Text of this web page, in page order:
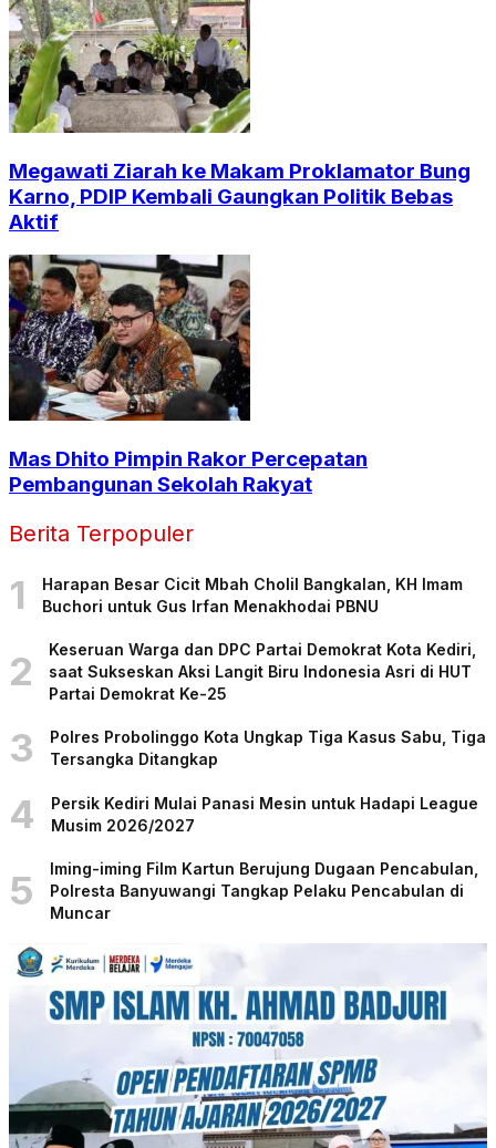
Megawati Ziarah ke Makam Proklamator Bung
Karno, PDIP Kembali Gaungkan Politik Bebas
Aktif
Mas Dhito Pimpin Rakor Percepatan
Pembangunan Sekolah Rakyat
Berita Terpopuler
1
Harapan Besar Cicit Mbah Cholil Bangkalan, KH Imam
Buchori untuk Gus Irfan Menakhodai PBNU
2
Keseruan Warga dan DPC Partai Demokrat Kota Kediri,
saat Sukseskan Aksi Langit Biru Indonesia Asri di HUT
Partai Demokrat Ke-25
3
Polres Probolinggo Kota Ungkap Tiga Kasus Sabu, Tiga
Tersangka Ditangkap
4
Persik Kediri Mulai Panasi Mesin untuk Hadapi League
Musim 2026/2027
5
Iming-iming Film Kartun Berujung Dugaan Pencabulan,
Polresta Banyuwangi Tangkap Pelaku Pencabulan di
Muncar